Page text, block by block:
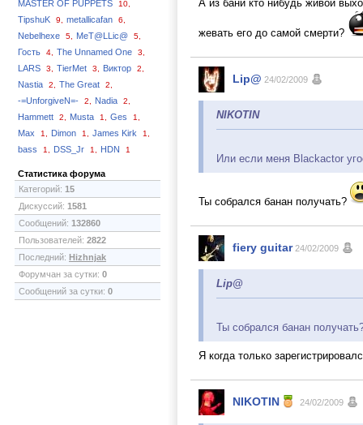
MASTER OF PUPPETS 10,
TipshuK 9, metallicafan 6,
Nebelhexe 5, MeT@LLic@ 5,
Гость 4, The Unnamed One 3,
LARS 3, TierMet 3, Виктор 2,
Nastia 2, The Great 2,
-=UnforgiveN=- 2, Nadia 2,
Hammett 2, Musta 1, Ges 1,
Max 1, Dimon 1, James Kirk 1,
bass 1, DSS_Jr 1, HDN 1
Статистика форума
Категорий: 15
Дискуссий: 1581
Сообщений: 132860
Пользователей: 2822
Последний: Hizhnjak
Форумчан за сутки: 0
Сообщений за сутки: 0
А из бани кто нибудь живой
жевать его до самой смерти?
Lip@ 24/02/2009
NIKOTIN
Или если меня Blackactor
Ты собрался банан получать?
fiery guitar 24/02/2009
Lip@
Ты собрался банан
Я когда только
NIKOTIN 24/02/2009